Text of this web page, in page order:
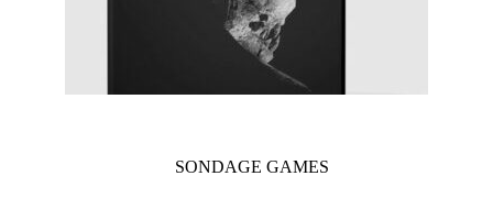
SONDAGE GAMES